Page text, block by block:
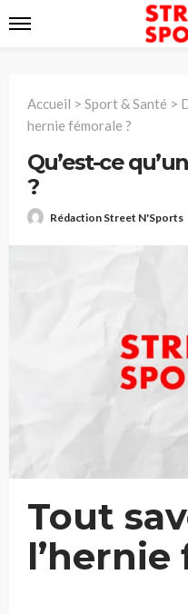
Accueil > Sport & Santé >
hernie fémorale ?
Qu’est-ce
?
Rédaction Street N'Sports
Tout